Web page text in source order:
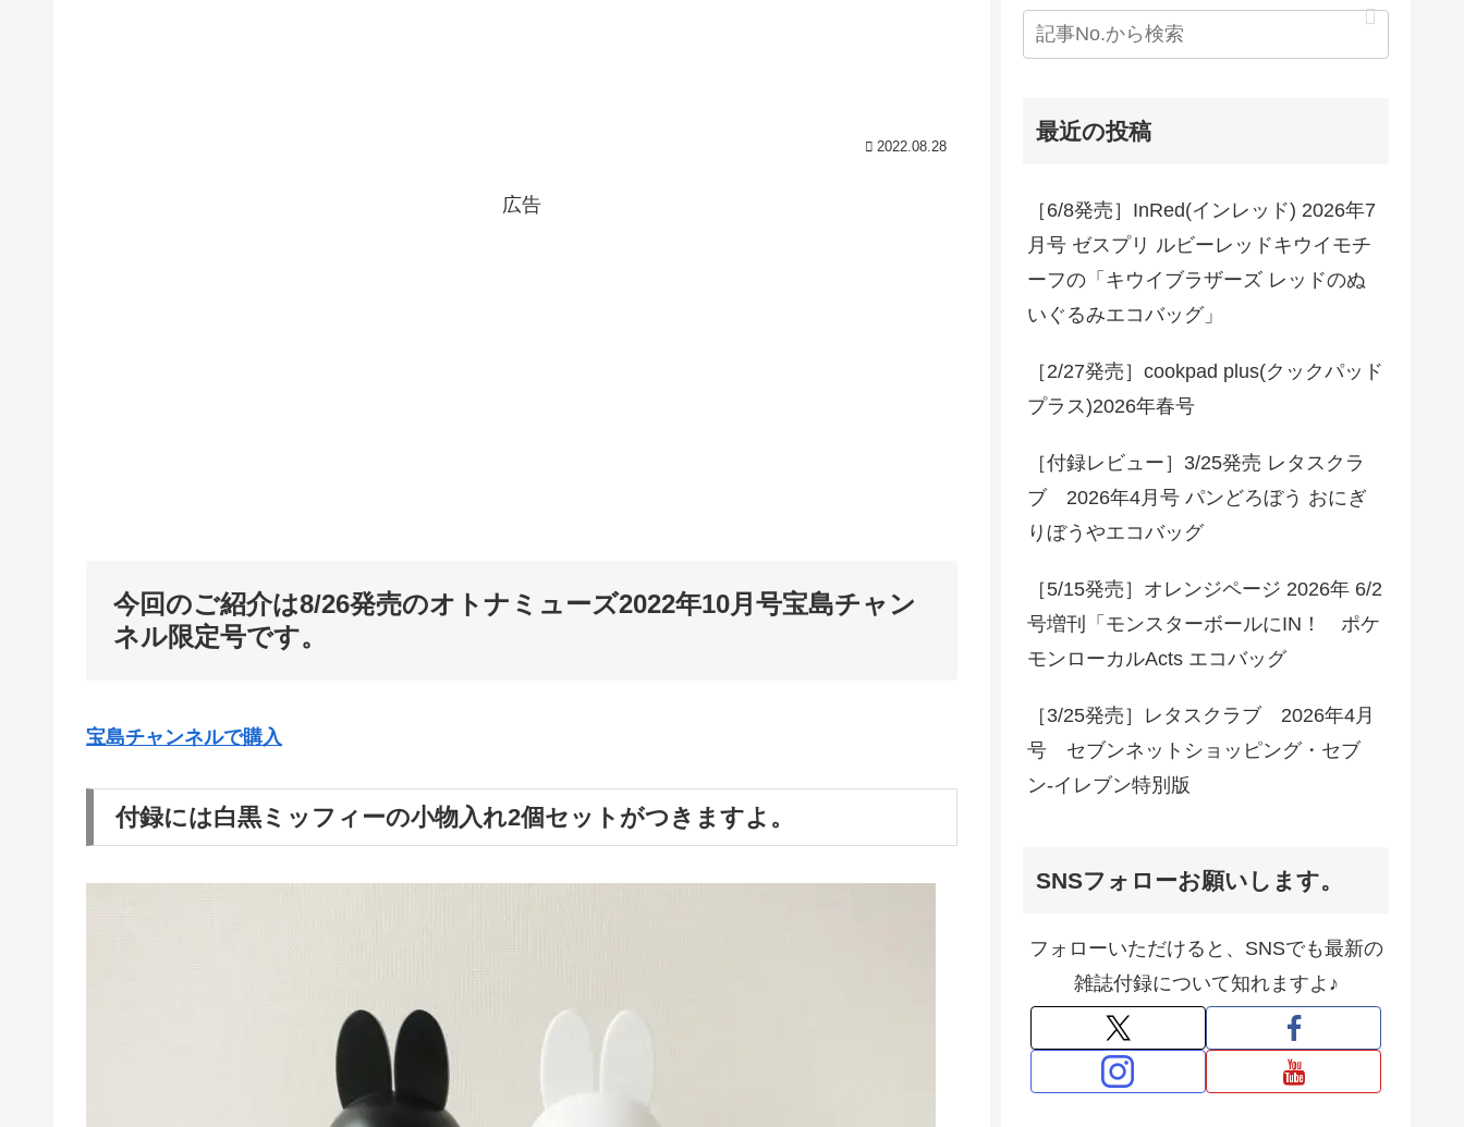
2022.08.28
広告
今回のご紹介は8/26発売のオトナミューズ2022年10月号宝島チャン
ネル限定号です。
宝島チャンネルで購入
付録には白黒ミッフィーの小物入れ2個セットがつきますよ。
最近の投稿
［6/8発売］InRed(インレッド) 2026年7
月号 ゼスプリ ルビーレッドキウイモチ
ーフの「キウイブラザーズ レッドのぬ
いぐるみエコバッグ」
［2/27発売］cookpad plus(クックパッド
プラス)2026年春号
［付録レビュー］3/25発売 レタスクラ
ブ 2026年4月号 パンどろぼう おにぎ
りぼうやエコバッグ
［5/15発売］オレンジページ 2026年 6/2
号増刊「モンスターボールにIN！ ポケ
モンローカルActs エコバッグ
［3/25発売］レタスクラブ 2026年4月
号 セブンネットショッピング・セブ
ン‐イレブン特別版
SNSフォローお願いします。
フォローいただけると、SNSでも最新の
雑誌付録について知れますよ♪